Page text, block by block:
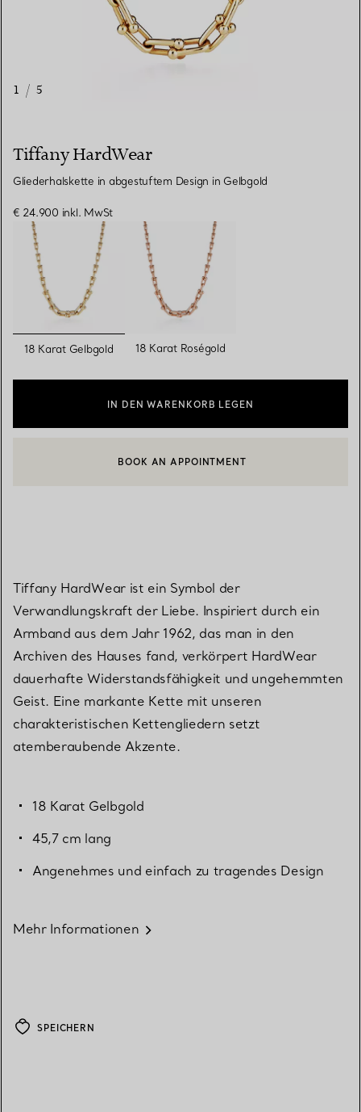
1 / 5
Tiffany HardWear
Gliederhalskette in abgestuftem Design in Gelbgold
€ 24.900 inkl. MwSt
ausgewählt
18 Karat Gelbgold 18 Karat Roségold
IN DEN WARENKORB LEGEN
EINEN KUNDENBERATER KONTAKTIEREN ODER EINEN
BOOK AN APPOINTMENT
Tiffany HardWear ist ein Symbol der
Verwandlungskraft der Liebe. Inspiriert durch ein
Armband aus dem Jahr 1962, das man in den
Archiven des Hauses fand, verkörpert HardWear
dauerhafte Widerstandsfähigkeit und ungehemmten
Geist. Eine markante Kette mit unseren
charakteristischen Kettengliedern setzt
atemberaubende Akzente.
18 Karat Gelbgold
45,7 cm lang
Angenehmes und einfach zu tragendes Design
Mehr Informationen
SPEICHERN